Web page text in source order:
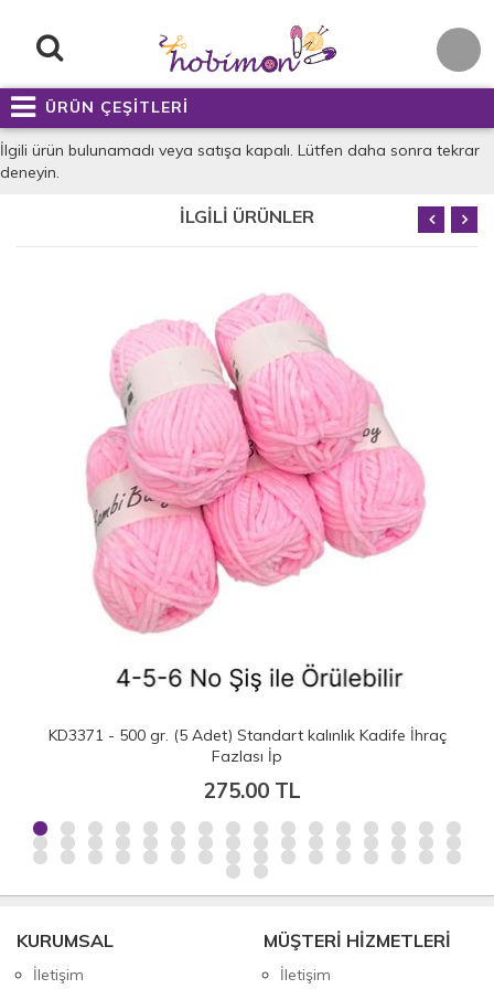
ÜRÜN ÇEŞİTLERİ
İlgili ürün bulunamadı veya satışa kapalı. Lütfen daha sonra tekrar
deneyin.
İLGİLİ ÜRÜNLER
KD3371 - 500 gr. (5 Adet) Standart kalınlık Kadife İhraç
Fazlası İp
275.00 TL
KURUMSAL
İletişim
MÜŞTERİ HİZMETLERİ
İletişim